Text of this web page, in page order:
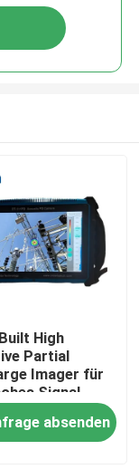
High
Partial
Imager für
Signal
absenden